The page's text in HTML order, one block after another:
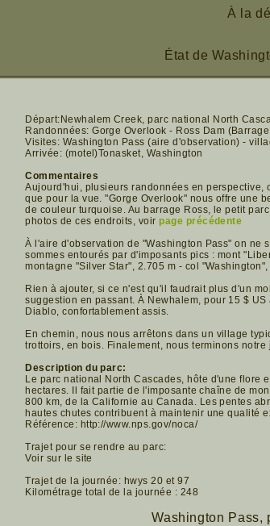
À la
État de
Départ:Newhalem Creek, parc national North
Randonnées: Gorge Overlook - Ross Dam
Visites: Washington Pass (aire d'observation) -
Arrivée: (motel)Tonasket, Washington
Commentaires
Aujourd'hui, plusieurs randonnées en perspective,
que pour la vue. "Gorge Overlook" nous offre une
de couleur turquoise. Au barrage Ross, le petit
photos de ces endroits, voirpage précédente
À l'aire d'observation de "Washington Pass" on ne
sommes entourés par d'imposants pics : mont
montagne "Silver Star", 2.705 m - col
Rien à ajouter, si ce n'est qu'il faudrait plus d'un
suggestion en passant. À Newhalem, pour 15 $
Diablo, confortablement assis.
En chemin, nous nous arrêtons dans un village
trottoirs, en bois. Finalement, nous terminons
Description du parc:
Le parc national North Cascades, hôte d'une flore
hectares. Il fait partie de l'imposante chaîne de
800 km, de la Californie au Canada. Les pentes
hautes chutes contribuent à maintenir une qualité
Référence: http://www.nps.gov/noca/
Trajet pour se rendre au parc:
Voir sur le site
Trajet de la journée: hwys 20 et 97
Kilométrage total de la journée : 248
Washington Pass,